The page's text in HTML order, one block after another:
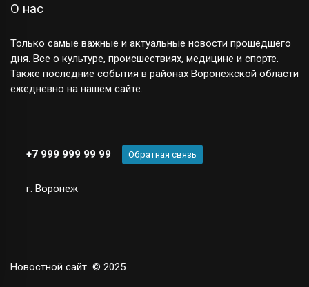
О нас
Только самые важные и актуальные новости прошедшего
дня. Все о культуре, происшествиях, медицине и спорте.
Также последние события в районах Воронежской области
ежедневно на нашем сайте.
+7 999 999 99 99 Обратная связь
г. Воронеж
Новостной сайт © 2025